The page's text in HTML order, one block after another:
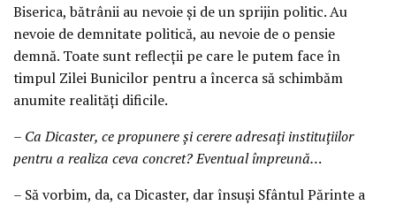
Biserica, bătrânii au nevoie și de un sprijin politic. Au
nevoie de demnitate politică, au nevoie de o pensie
demnă. Toate sunt reflecții pe care le putem face în
timpul Zilei Bunicilor pentru a încerca să schimbăm
anumite realități dificile.
– Ca Dicaster, ce propunere și cerere adresați instituțiilor
pentru a realiza ceva concret? Eventual împreună…
– Să vorbim, da, ca Dicaster, dar însuși Sfântul Părinte a